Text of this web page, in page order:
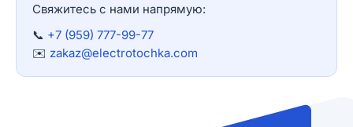
Свяжитесь с нами напрямую:
📞 +7 (959) 777-99-77
✉️ zakaz@electrotochka.com